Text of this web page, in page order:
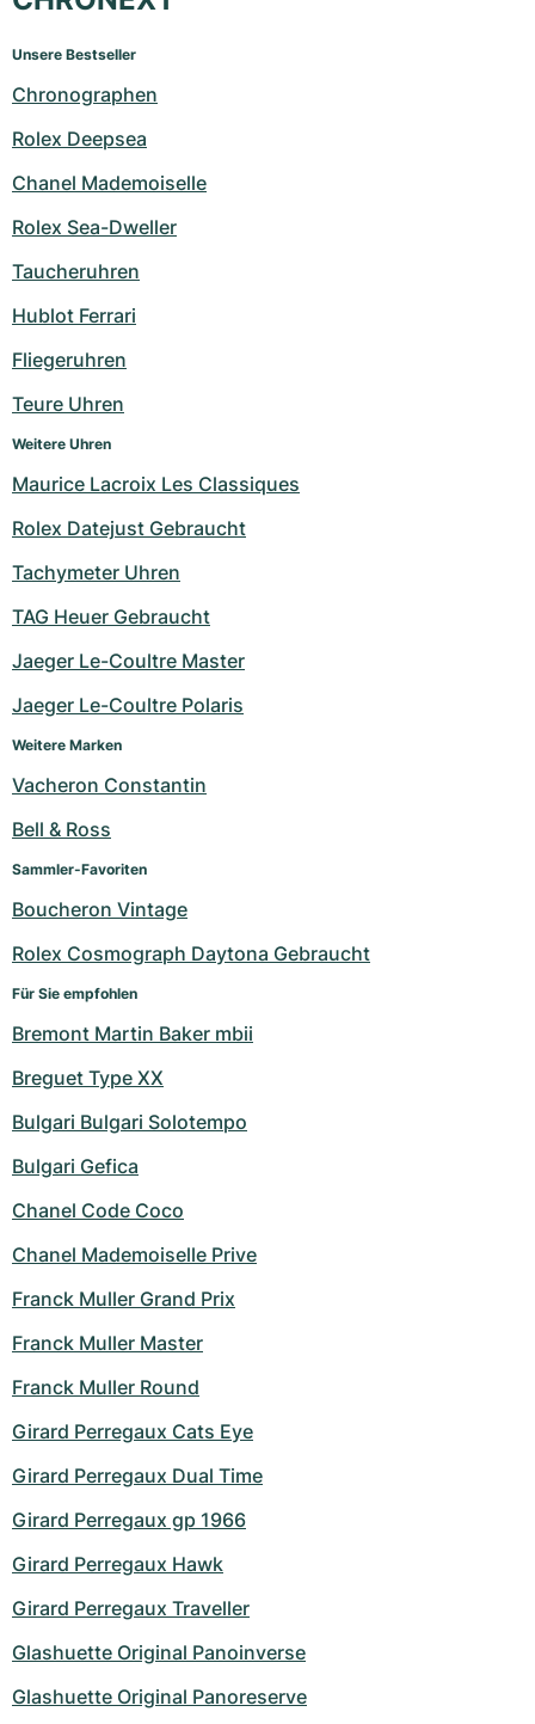
Unsere Bestseller
Chronographen
Rolex Deepsea
Chanel Mademoiselle
Rolex Sea-Dweller
Taucheruhren
Hublot Ferrari
Fliegeruhren
Teure Uhren
Weitere Uhren
Maurice Lacroix Les Classiques
Rolex Datejust Gebraucht
Tachymeter Uhren
TAG Heuer Gebraucht
Jaeger Le-Coultre Master
Jaeger Le-Coultre Polaris
Weitere Marken
Vacheron Constantin
Bell & Ross
Sammler-Favoriten
Boucheron Vintage
Rolex Cosmograph Daytona Gebraucht
Für Sie empfohlen
Bremont Martin Baker mbii
Breguet Type XX
Bulgari Bulgari Solotempo
Bulgari Gefica
Chanel Code Coco
Chanel Mademoiselle Prive
Franck Muller Grand Prix
Franck Muller Master
Franck Muller Round
Girard Perregaux Cats Eye
Girard Perregaux Dual Time
Girard Perregaux gp 1966
Girard Perregaux Hawk
Girard Perregaux Traveller
Glashuette Original Panoinverse
Glashuette Original Panoreserve